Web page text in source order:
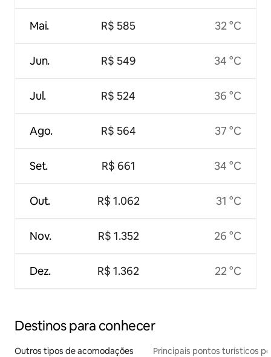
Mai.
Jun.
Jul.
Ago.
Set.
Out.
Nov.
Dez.
R$ 585
R$ 549
R$ 524
R$ 564
R$ 661
R$ 1.062
R$ 1.352
R$ 1.362
32 °C
34 °C
36 °C
37 °C
34 °C
31 °C
26 °C
22 °C
Destinos para conhecer
Outros tipos de acomodações Principais pontos turísticos